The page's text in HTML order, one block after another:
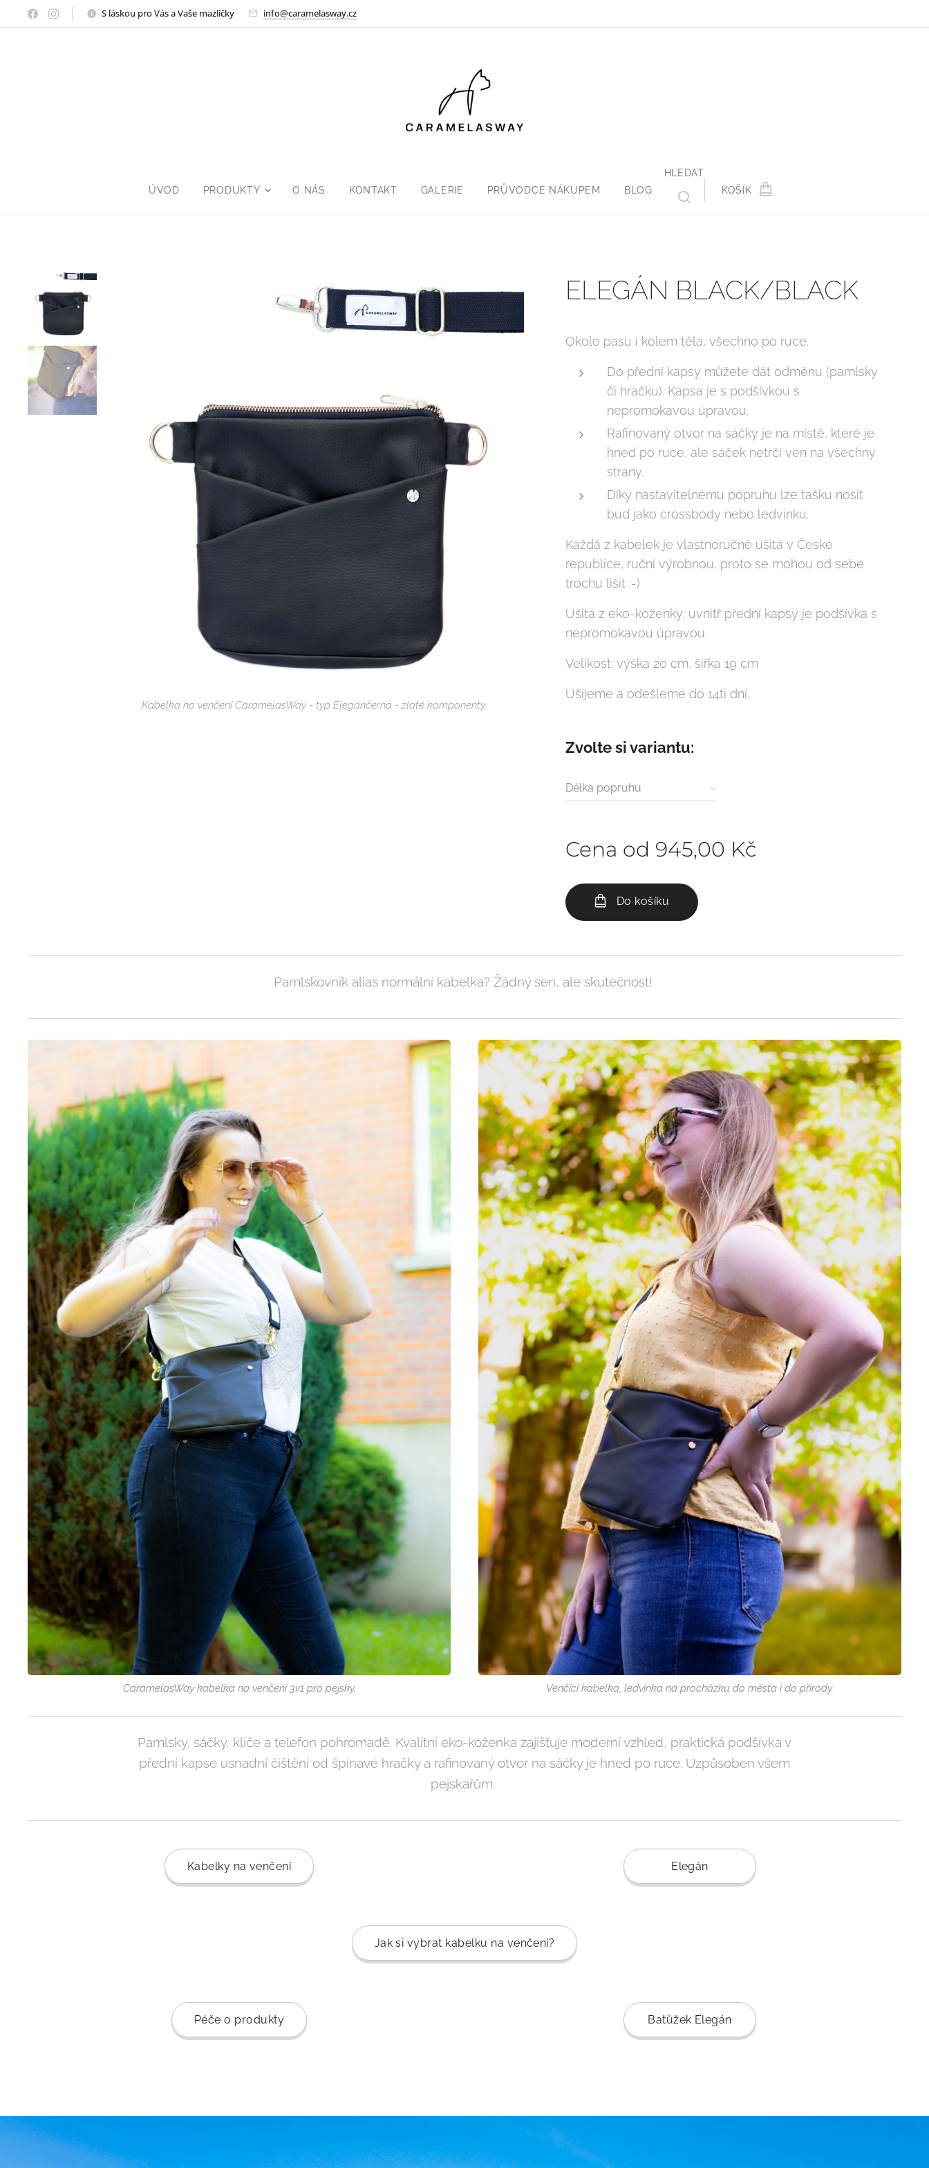
S láskou pro Vás a Vaše mazlíčky info@caramelasway.cz
ÚVOD PRODUKTY O NÁS KONTAKT GALERIE PRŮVODCE NÁKUPEM BLOG
HLEDAT
KOŠÍK
ELEGÁN BLACK/BLACK
Kabelka na venčení CaramelasWay - typ Elegánčerná - zlaté komponenty.
Okolo pasu i kolem těla, všechno po ruce.
Do přední kapsy můžete dát odměnu (pamlsky
či hračku). Kapsa je s podšívkou s
nepromokavou úpravou.
Rafinovaný otvor na sáčky je na místě, které je
hned po ruce, ale sáček netrčí ven na všechny
strany.
Díky nastavitelnému popruhu lze tašku nosit
buď jako crossbody nebo ledvinku.
Každá z kabelek je vlastnoručně ušitá v České
republice, ruční výrobnou, proto se mohou od sebe
trochu lišit :-)
Ušitá z eko-koženky, uvnitř přední kapsy je podšívka s
nepromokavou úpravou.
Velikost: výška 20 cm, šířka 19 cm
Ušijeme a odešleme do 14ti dní.
Zvolte si variantu:
Délka popruhu
Cena od 945,00 Kč
Do košíku
Pamlskovník alias normální kabelka? Žádný sen, ale skutečnost!
CaramelasWay kabelka na venčení 3v1 pro pejsky. Venčící kabelka, ledvinka na procházku do města i do přírody.
Pamlsky, sáčky, klíče a telefon pohromadě. Kvalitní eko-koženka zajišťuje moderní vzhled, praktická podšívka v
přední kapse usnadní čištění od špinavé hračky a rafinovaný otvor na sáčky je hned po ruce. Uzpůsoben všem
pejskařům.
Kabelky na venčení Elegán
Jak si vybrat kabelku na venčení?
Péče o produkty Batůžek Elegán